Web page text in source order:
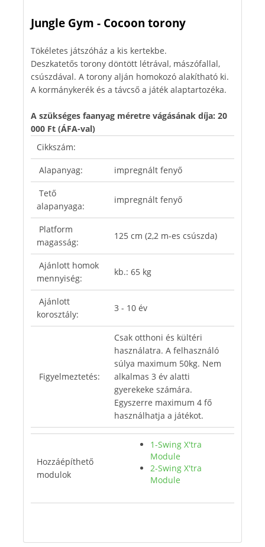
Jungle Gym - Cocoon torony
Tökéletes játszóház a kis kertekbe.
Deszkatetős torony döntött létrával, mászófallal,
csúszdával. A torony alján homokozó alakítható ki.
A kormánykerék és a távcső a játék alaptartozéka.
A szükséges faanyag méretre vágásának díja: 20
000 Ft (ÁFA-val)
Cikkszám:
Alapanyag: impregnált fenyő
Tető
alapanyaga:
impregnált fenyő
Platform
magasság:
125 cm (2,2 m-es csúszda)
Ajánlott homok
mennyiség:
kb.: 65 kg
Ajánlott
korosztály:
3 - 10 év
Figyelmeztetés:
Csak otthoni és kültéri
használatra. A felhasználó
súlya maximum 50kg. Nem
alkalmas 3 év alatti
gyerekeke számára.
Egyszerre maximum 4 fő
használhatja a játékot.
Hozzáépíthető
modulok
1-Swing X'tra
Module
2-Swing X'tra
Module